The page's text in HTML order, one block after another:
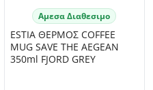
Αμεσα Διαθεσιμο
ESTIA ΘΕΡΜΟΣ COFFEE
MUG SAVE THE AEGEAN
350ml FJORD GREY